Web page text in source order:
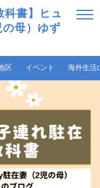
科書】ヒュ
母）ゆず
区 イベント 海外生活